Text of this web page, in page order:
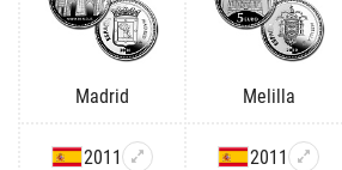
Madrid Melilla
2011 2011